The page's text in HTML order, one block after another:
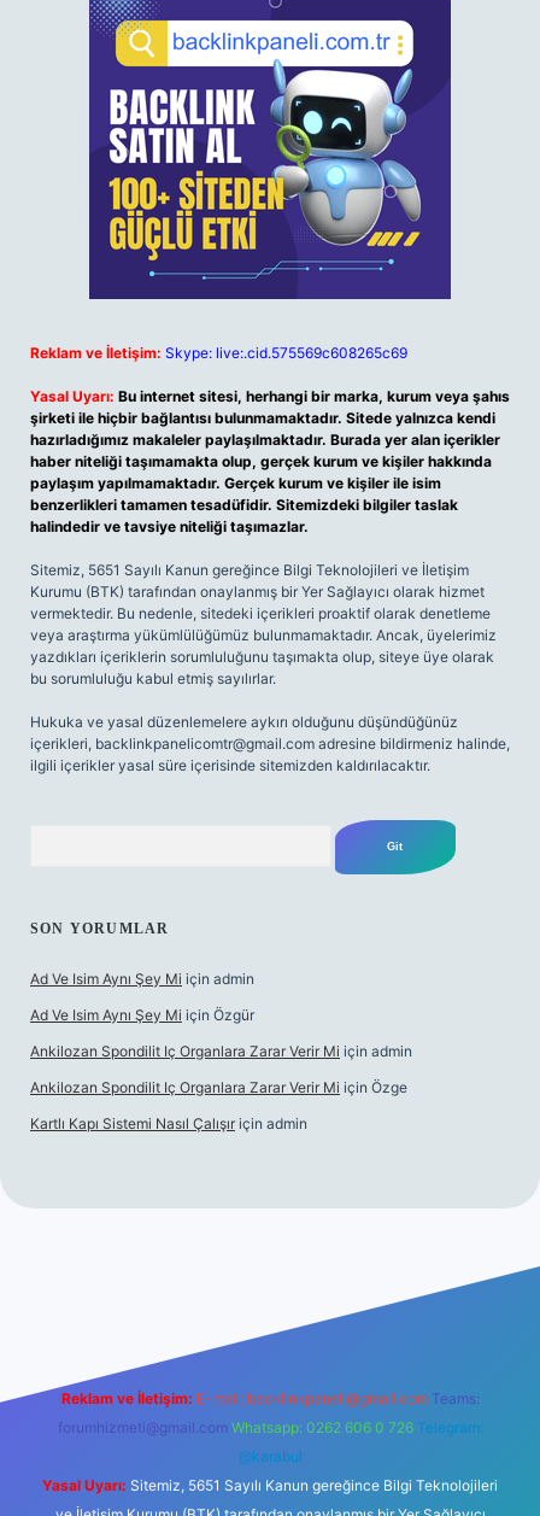
Reklam ve İletişim: Skype: live:.cid.575569c608265c69
Yasal Uyarı: Bu internet sitesi, herhangi bir marka, kurum veya şahıs
şirketi ile hiçbir bağlantısı bulunmamaktadır. Sitede yalnızca kendi
hazırladığımız makaleler paylaşılmaktadır. Burada yer alan içerikler
haber niteliği taşımamakta olup, gerçek kurum ve kişiler hakkında
paylaşım yapılmamaktadır. Gerçek kurum ve kişiler ile isim
benzerlikleri tamamen tesadüfidir. Sitemizdeki bilgiler taslak
halindedir ve tavsiye niteliği taşımazlar.
Sitemiz, 5651 Sayılı Kanun gereğince Bilgi Teknolojileri ve İletişim
Kurumu (BTK) tarafından onaylanmış bir Yer Sağlayıcı olarak hizmet
vermektedir. Bu nedenle, sitedeki içerikleri proaktif olarak denetleme
veya araştırma yükümlülüğümüz bulunmamaktadır. Ancak, üyelerimiz
yazdıkları içeriklerin sorumluluğunu taşımakta olup, siteye üye olarak
bu sorumluluğu kabul etmiş sayılırlar.
Hukuka ve yasal düzenlemelere aykırı olduğunu düşündüğünüz
içerikleri, backlinkpanelicomtr@gmail.com adresine bildirmeniz halinde,
ilgili içerikler yasal süre içerisinde sitemizden kaldırılacaktır.
SON YORUMLAR
Ad Ve Isim Aynı Şey Mi için admin
Ad Ve Isim Aynı Şey Mi için Özgür
Ankilozan Spondilit Iç Organlara Zarar Verir Mi için admin
Ankilozan Spondilit Iç Organlara Zarar Verir Mi için Özge
Kartlı Kapı Sistemi Nasıl Çalışır için admin
Reklam ve İletişim: E-mail: backlinkpaneli@gmail.com Teams:
forumhizmeti@gmail.com Whatsapp: 0262 606 0 726 Telegram:
@karabul
Yasal Uyarı: Sitemiz, 5651 Sayılı Kanun gereğince Bilgi Teknolojileri